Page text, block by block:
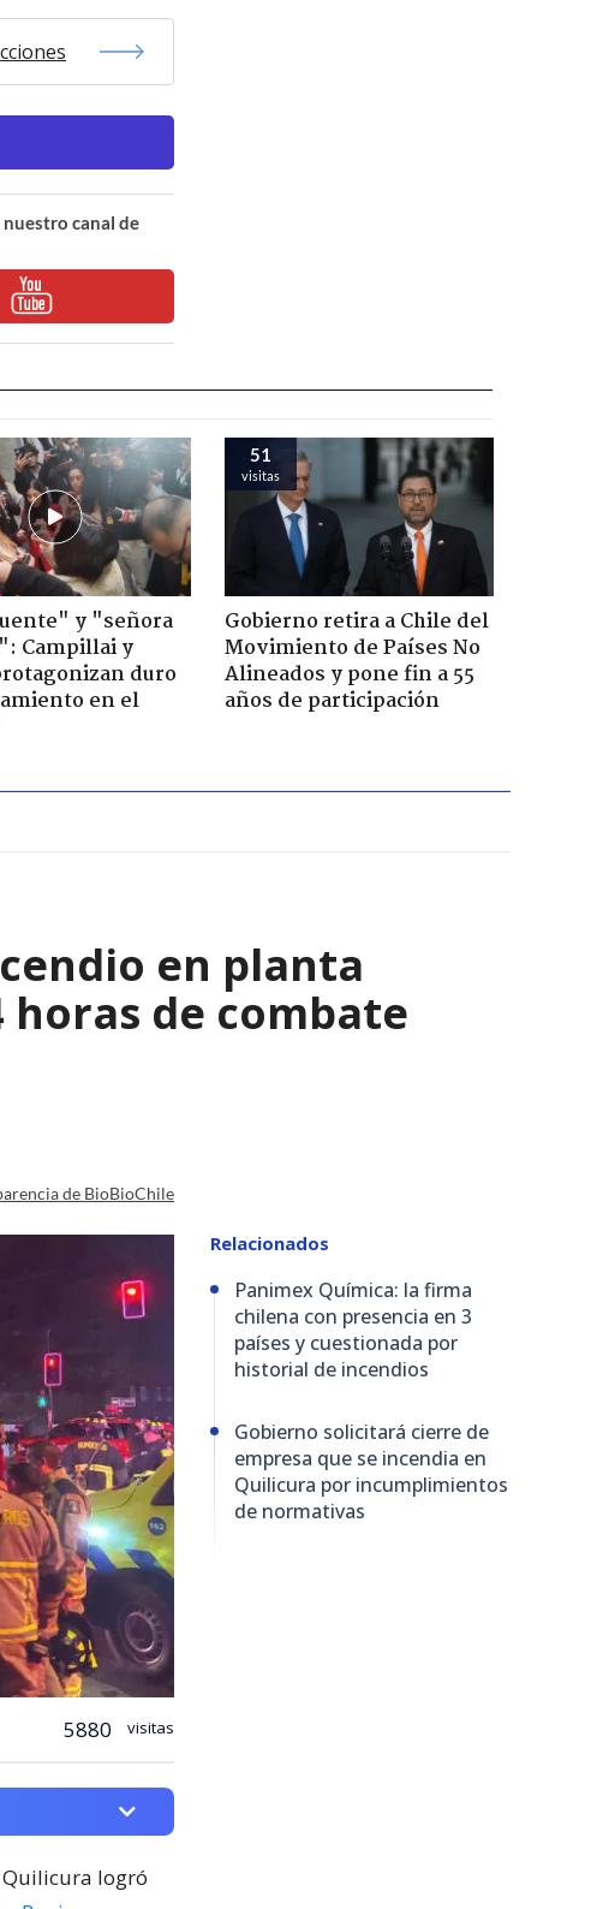
canal de
y "señora
Campillai y
duro
en el
51
visitas
Gobierno retira a Chile del
Movimiento de Países No
Alineados y pone fin a 55
años de participación
en planta
de combate
de BioBioChile
5880 visitas
Quilicura logró
Relacionados
Panimex Química: la firma
chilena con presencia en 3
países y cuestionada por
historial de incendios
Gobierno solicitará cierre de
empresa que se incendia en
Quilicura por incumplimientos
de normativas